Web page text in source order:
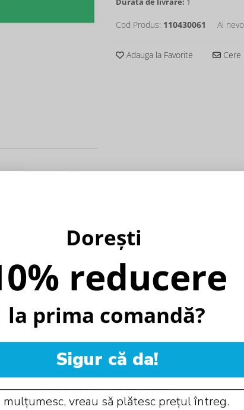
Cod Produs: 110430061 Ai
Adauga la Favorite Cere
de evacuare de
a indica caile de
de urgenta
si EN ISO 7010
PRODUSE SIMILARE
Dorești
reducere
la prima comandă?
Sigur că da!
mulțumesc, vreau să plătesc prețul întreg.